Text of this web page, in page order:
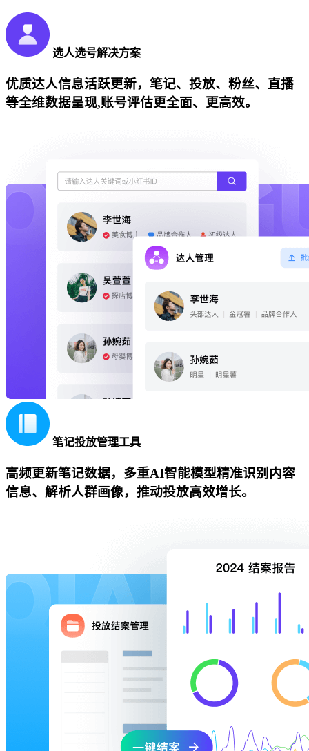
选人选号解决方案
优质达人信息活跃更新，笔记、投放、粉丝、直播
等全维数据呈现,账号评估更全面、更高效。
笔记投放管理工具
高频更新笔记数据，多重AI智能模型精准识别内容
信息、解析人群画像，推动投放高效增长。